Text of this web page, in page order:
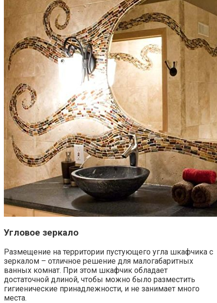
Угловое зеркало
Размещение на территории пустующего угла шкафчика с
зеркалом – отличное решение для малогабаритных
ванных комнат. При этом шкафчик обладает
достаточной длиной, чтобы можно было разместить
гигиенические принадлежности, и не занимает много
места.